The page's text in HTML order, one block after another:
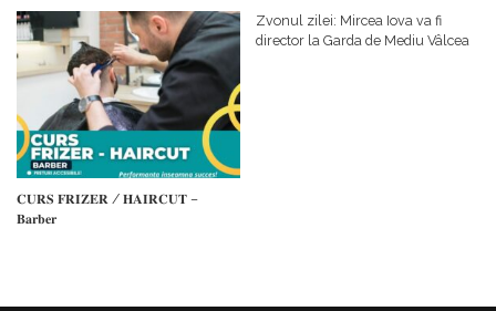
𝗳𝗶𝗻𝗮𝗻𝘁𝗮𝘁𝗼𝗿
𝐂𝐔𝐑𝐒 𝐅𝐑𝐈𝐙𝐄𝐑 / 𝐇𝐀𝐈𝐑𝐂𝐔𝐓 –
𝐁𝐚𝐫𝐛𝐞𝐫
Zvonul zilei: Mircea Iova va fi
director la Garda de Mediu Vâlcea